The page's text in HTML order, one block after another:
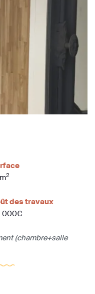
2
des travaux
000€
(chambre+salle